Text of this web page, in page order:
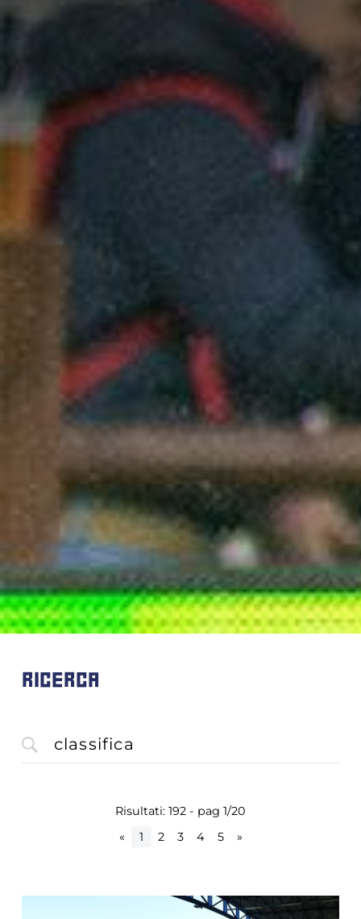
RICERCA
Risultati: 192 - pag 1/20
«
1 2 3 4 5 »